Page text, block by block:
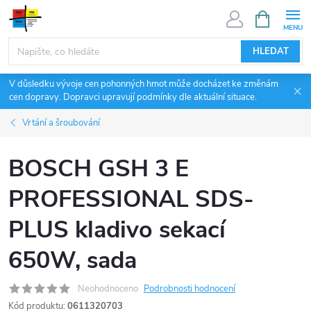
Přejít
obsah
HLEDAT
NÁKUPNÍ
KOŠÍK
V důsledku vývoje cen pohonných hmot může docházet ke změnám
cen dopravy. Dopravci upravují podmínky dle aktuální situace.
Vrtání a šroubování
BOSCH GSH 3 E
PROFESSIONAL SDS-
PLUS kladivo sekací
650W, sada
Neohodnoceno Podrobnosti hodnocení
Kód produktu: 0611320703